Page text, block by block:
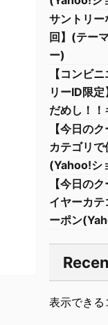
サントリ
回】(テー
ー)
【コンビ
リーID限
だめし！
【今日の
カテゴリ
(Yahoo!シ
【今日の
イヤーカテ
ーポン
表示できる